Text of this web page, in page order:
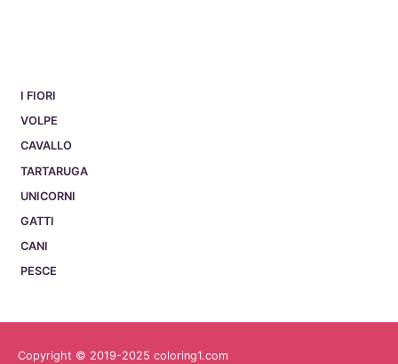
I FIORI
VOLPE
CAVALLO
TARTARUGA
UNICORNI
GATTI
CANI
PESCE
Copyright © 2019-2025 coloring1.com